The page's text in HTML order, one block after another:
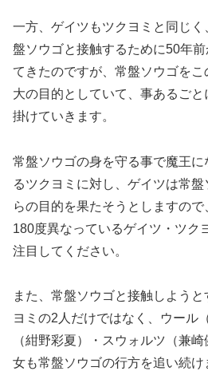
一方、ゲイツもツクヨミと同じ
盤ソウゴと接触するために50年
てきたのですが、常盤ソウゴを
大の目的としていて、事あるご
掛けていきます。
常盤ソウゴの身を守る事で魔王
るツクヨミに対し、ゲイツは常
らの目的を果たそうとしますの
180度異なっているゲイツ・ツク
注目してください。
また、常盤ソウゴと接触しよう
ヨミの2人だけではなく、ウール
（紺野彩夏）・スウォルツ（兼
女も常盤ソウゴの行方を追い続け